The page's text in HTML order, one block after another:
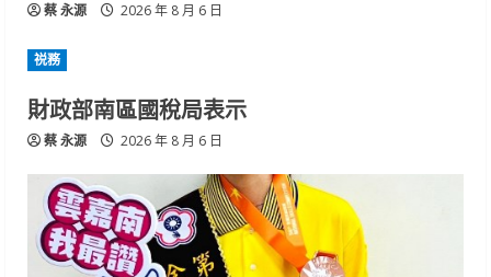
蔡 永源 2026 年 8 月 6 日
祱務
財政部南區國稅局表示
蔡 永源 2026 年 8 月 6 日